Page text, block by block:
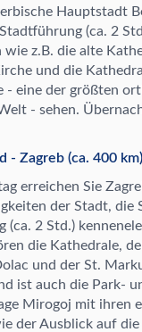
Hauptstadt
ührung (ca. 2
wie z.B. die alte
und die
- eine der größten
- sehen. Ü
- Zagreb (ca. 400 km)
erreichen Sie
der Stadt, die
(ca. 2 Std.)
ren die Kathedrale,
und der St.
ist auch die Park-
Mirogoj mit ihren
der Ausblick auf